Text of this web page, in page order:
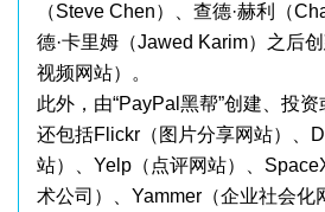
（Steve Chen）、查德·赫利（
德·卡里姆（Jawed Karim）之后
视频网站）。
此外，由“PayPal黑帮”创建、投
还包括Flickr（图片分享网站）、
站）、Yelp（点评网站）、
术公司）、Yammer（企业社会化